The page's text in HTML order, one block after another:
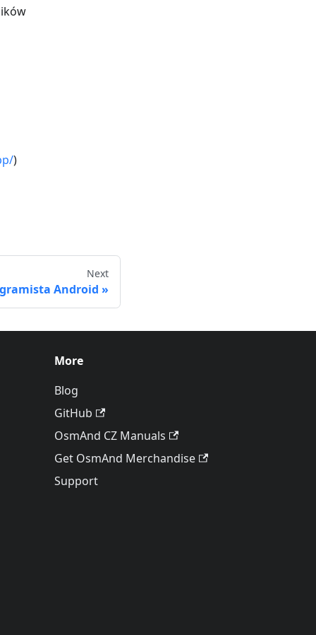
)
Next
Android
More
Blog
GitHub
OsmAnd CZ Manuals
Get OsmAnd Merchandise
Support